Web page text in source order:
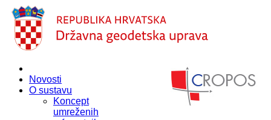
Novosti
O sustavu
Koncept
umreženih